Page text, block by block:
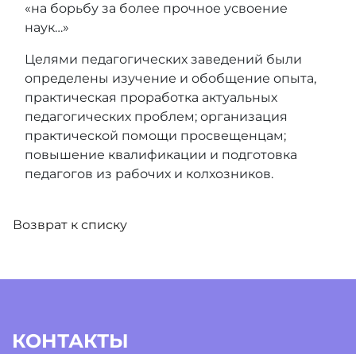
«на борьбу за более прочное усвоение
наук…»
Целями педагогических заведений были
определены изучение и обобщение опыта,
практическая проработка актуальных
педагогических проблем; организация
практической помощи просвещенцам;
повышение квалификации и подготовка
педагогов из рабочих и колхозников.
Возврат к списку
КОНТАКТЫ